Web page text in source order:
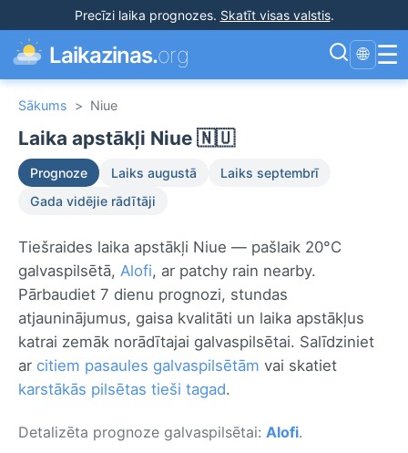
Precīzi laika prognozes. Skatīt visas valstis.
Laikazinas.org 🌐 ☰
Sākums > Niue
Laika apstākļi Niue 🇳🇺
Prognoze Laiks augustā
Laiks septembrī
Gada vidējie rādītāji
Tiešraides laika apstākļi Niue — pašlaik 20°C
galvaspilsētā, Alofi, ar patchy rain nearby.
Pārbaudiet 7 dienu prognozi, stundas
atjauninājumus, gaisa kvalitāti un laika apstākļus
katrai zemāk norādītajai galvaspilsētai. Salīdziniet
ar citiem pasaules galvaspilsētām vai skatiet
karstākās pilsētas tieši tagad.
Detalizēta prognoze galvaspilsētai: Alofi.